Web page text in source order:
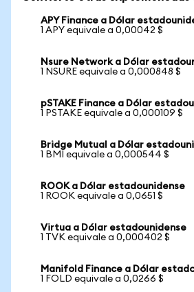
APY Finance a Dólar
1 APY equivale a 0,00042 $
Nsure Network a Dólar
1 NSURE equivale a 0,000848 $
pSTAKE Finance a Dólar
1 PSTAKE equivale a 0,000109 $
Bridge Mutual a Dólar
1 BMI equivale a 0,000544 $
ROOK a Dólar estadounidense
1 ROOK equivale a 0,0651 $
Virtua a Dólar estadounidense
1 TVK equivale a 0,000402 $
Manifold Finance a Dólar
1 FOLD equivale a 0,0266 $